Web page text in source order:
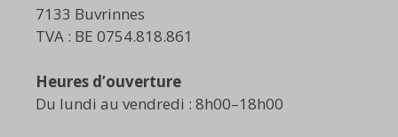
7133 Buvrinnes
TVA : BE 0754.818.861
Heures d’ouverture
Du lundi au vendredi : 8h00–18h00